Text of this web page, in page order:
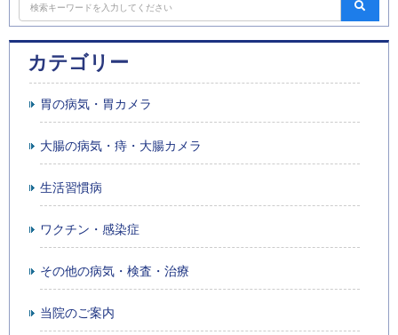
カテゴリー
胃の病気・胃カメラ
大腸の病気・痔・大腸カメラ
生活習慣病
ワクチン・感染症
その他の病気・検査・治療
当院のご案内